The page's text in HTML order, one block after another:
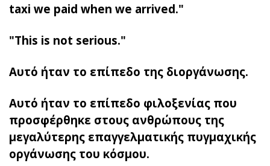
taxi we paid when we arrived."
"This is not serious."
Αυτό ήταν το επίπεδο της διοργάνωσης.
Αυτό ήταν το επίπεδο φιλοξενίας που
προσφέρθηκε στους ανθρώπους της
μεγαλύτερης επαγγελματικής πυγμαχικής
οργάνωσης του κόσμου.